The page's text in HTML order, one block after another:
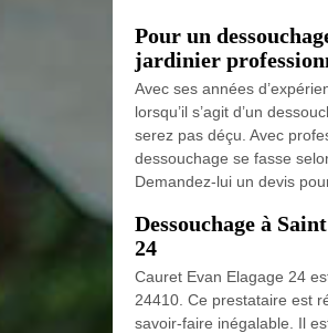
Pour un
jardinier
Avec ses années
lorsqu’il s’agit d’un
serez pas déçu. Avec
dessouchage se fasse
Demandez-lui un devis
Dessouchage à
24
Cauret Evan Elagage 24
24410. Ce prestataire est
savoir-faire inégalable. Il